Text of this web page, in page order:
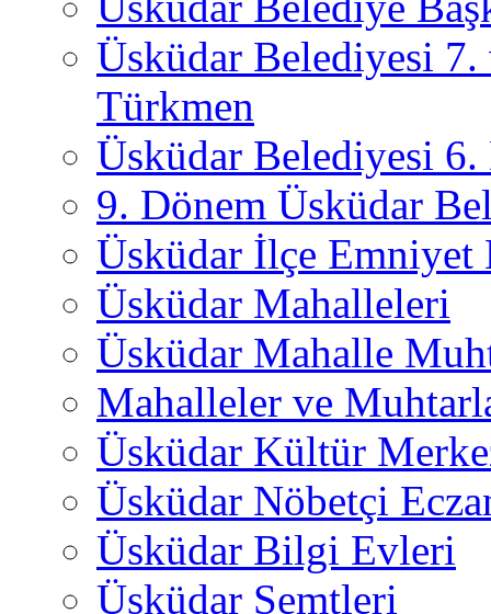
Üsküdar Belediyesi
Türkmen
Üsküdar Belediyesi 6.
9. Dönem Üsküdar
Üsküdar İlçe
Üsküdar Mahalleleri
Üsküdar Mahalle
Mahalleler ve
Üsküdar Kültür
Üsküdar Nöbetçi
Üsküdar Bilgi Evleri
Üsküdar Semtleri